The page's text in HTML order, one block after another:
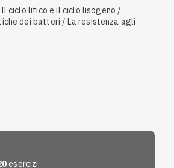
ciclo litico e il ciclo lisogeno /
dei batteri / La resistenza agli
esercizi